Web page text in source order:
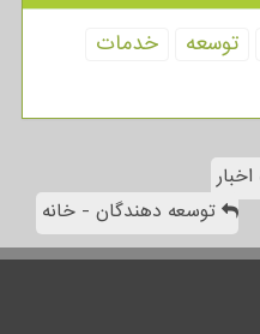
توسعه
خدمات
توسعه دهندگان - خانه